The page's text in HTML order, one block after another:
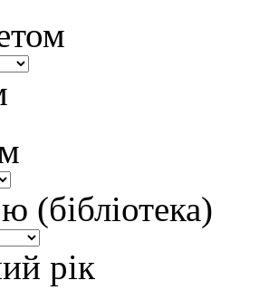
(бібліотека)
рік